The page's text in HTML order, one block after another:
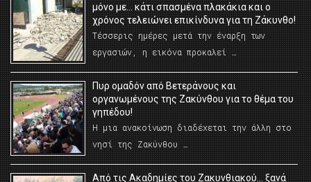
μόνο με… κάτι σπασμένα πλακάκια και ο
χρόνος τελειώνει επικίνδυνα για τη Ζάκυνθο!
Τέσσερις ημέρες μετά την έναρξη των
εργασιών, η εικόνα προκαλεί …
Πυρ ομαδόν από Βετεράνους και
οργανωμένους της Ζακύνθου για το θέμα του
γηπέδου!
Η μια ανακοίνωση διαδέχεται την άλλη στο
νησί της Ζακύνθου …
Από τις Ακαδημίες του Ζακυνθιακού… ξανά